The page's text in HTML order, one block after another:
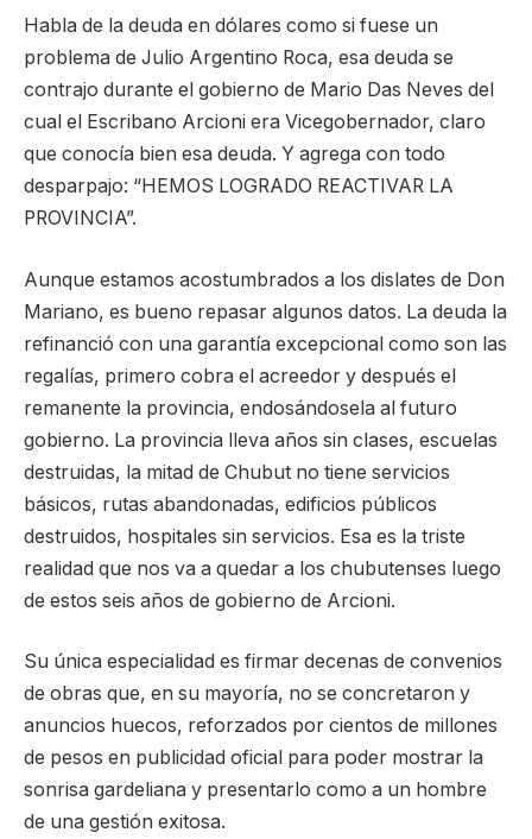
Habla de la deuda en dólares como si fuese un
problema de Julio Argentino Roca, esa deuda se
contrajo durante el gobierno de Mario Das Neves del
cual el Escribano Arcioni era Vicegobernador, claro
que conocía bien esa deuda. Y agrega con todo
desparpajo: “HEMOS LOGRADO REACTIVAR LA
PROVINCIA”.
Aunque estamos acostumbrados a los dislates de Don
Mariano, es bueno repasar algunos datos. La deuda la
refinanció con una garantía excepcional como son las
regalías, primero cobra el acreedor y después el
remanente la provincia, endosándosela al futuro
gobierno. La provincia lleva años sin clases, escuelas
destruidas, la mitad de Chubut no tiene servicios
básicos, rutas abandonadas, edificios públicos
destruidos, hospitales sin servicios. Esa es la triste
realidad que nos va a quedar a los chubutenses luego
de estos seis años de gobierno de Arcioni.
Su única especialidad es firmar decenas de convenios
de obras que, en su mayoría, no se concretaron y
anuncios huecos, reforzados por cientos de millones
de pesos en publicidad oficial para poder mostrar la
sonrisa gardeliana y presentarlo como a un hombre
de una gestión exitosa.